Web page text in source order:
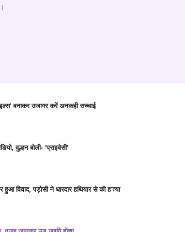
बनाकर उजागर करें अनकही सच्चाई
दुल्हन बोली- ‘प्राइवेसी’
विवाद, पड़ोसी ने धारदार हथियार से की ह’त्या